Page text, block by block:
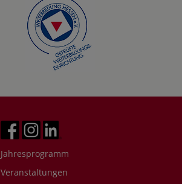
Jahresprogramm
Veranstaltungen